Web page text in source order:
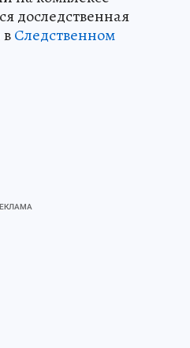
доследственная
Следственном